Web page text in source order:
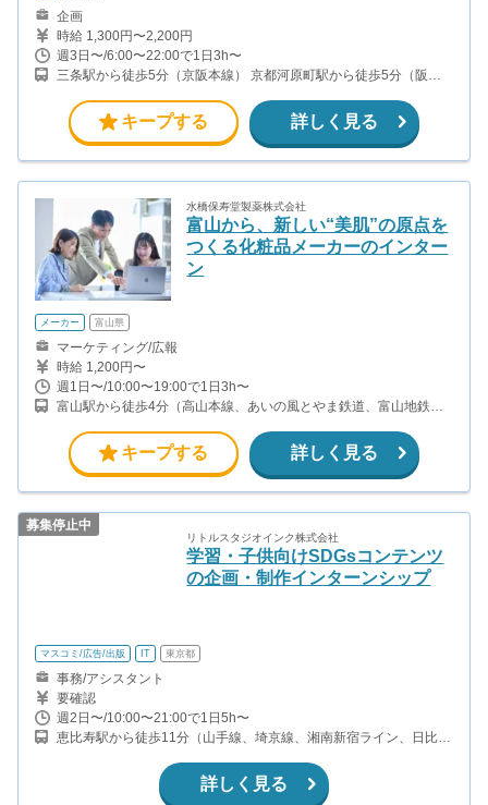
企画
時給 1,300円〜2,200円
週3日〜/6:00〜22:00で1日3h〜
三条駅から徒歩5分（京阪本線） 京都河原町駅から徒歩5分（阪急
キープする 詳しく見る
水橋保寿堂製薬株式会社
富山から、新しい“美肌”の原点を
つくる化粧品メーカーのインター
ン
メーカー 富山県
マーケティング/広報
時給 1,200円〜
週1日〜/10:00〜19:00で1日3h〜
富山駅から徒歩4分（高山本線、あいの風とやま鉄道、富山地鉄本
本線、富山地鉄不二越・上滝線）
キープする 詳しく見る
募集停止中
リトルスタジオインク株式会社
学習・子供向けSDGsコンテンツ
の企画・制作インターンシップ
マスコミ/広告/出版 IT 東京都
事務/アシスタント
要確認
週2日〜/10:00〜21:00で1日5h〜
恵比寿駅から徒歩11分（山手線、埼京線、湘南新宿ライン、日比谷
（東急東横線、日比谷線）
詳しく見る